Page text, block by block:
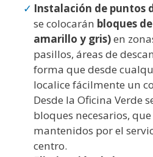
Instalación de puntos
se colocarán bloques
amarillo y gris)en
pasillos, áreas de
forma que desde
localice fácilmente un
Desde la Oficina Verde
bloques necesarios,
mantenidos por el
centro.